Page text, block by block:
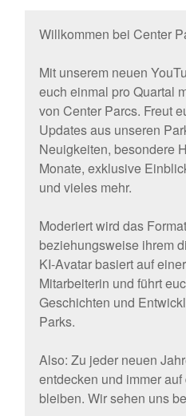
Willkommen bei Center
Mit unserem neuen
euch einmal pro Quartal
von Center Parcs. Freut
Updates aus unseren
Neuigkeiten, besondere
Monate, exklusive
und vieles mehr.
Moderiert wird das
beziehungsweise ihrem
KI-Avatar basiert auf
Mitarbeiterin und führt
Geschichten und
Parks.
Also: Zu jeder neuen
entdecken und immer
bleiben. Wir sehen uns